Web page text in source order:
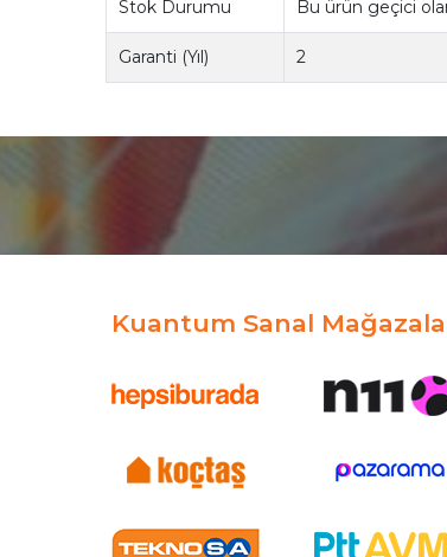
Stok Durumu Bu ürün geçici
Garanti (Yıl) 2
Kuantum Sanal